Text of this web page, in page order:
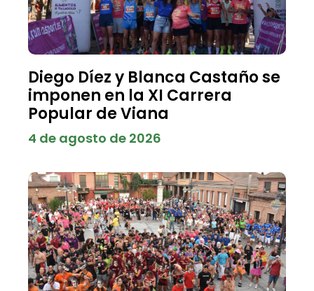
Diego Díez y Blanca Castaño se
imponen en la XI Carrera
Popular de Viana
4 de agosto de 2026